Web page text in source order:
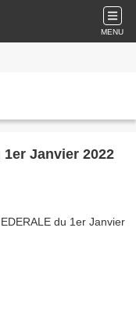
MENU
1er Janvier 2022